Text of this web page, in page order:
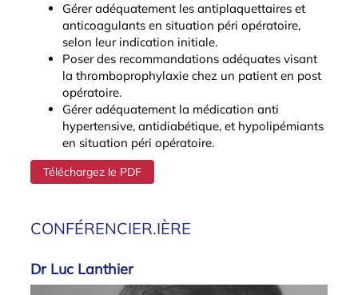
CONFÉRENCIER.IÈRE
Dr Luc Lanthier
Gérer adéquatement les antiplaquettaires et
anticoagulants en situation péri opératoire,
selon leur indication initiale.
Poser des recommandations adéquates visant
la thromboprophylaxie chez un patient en post
opératoire.
Gérer adéquatement la médication anti
hypertensive, antidiabétique, et hypolipémiants
en situation péri opératoire.
Téléchargez le PDF